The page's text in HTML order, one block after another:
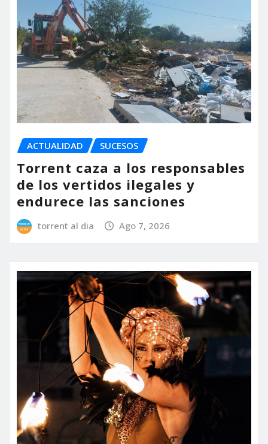
ACTUALIDAD SUCESOS
Torrent caza a los responsables
de los vertidos ilegales y
endurece las sanciones
torrent al dia Ago 7, 2026